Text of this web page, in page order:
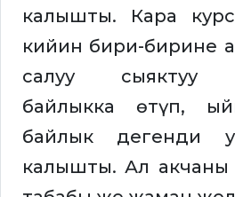
калышты. Кара
кийин бири-бирине
салуу сыяктуу
байлыкка өтүп,
байлык дегенди
калышты. Ал